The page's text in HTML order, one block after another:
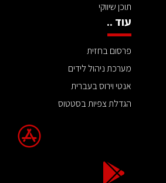
תוכן שיווקי
עוד ..
פרסום בחזית
מערכת ניהול לידים
אנטי וירוס בעברית
הגדלת צפיות בסטטוס